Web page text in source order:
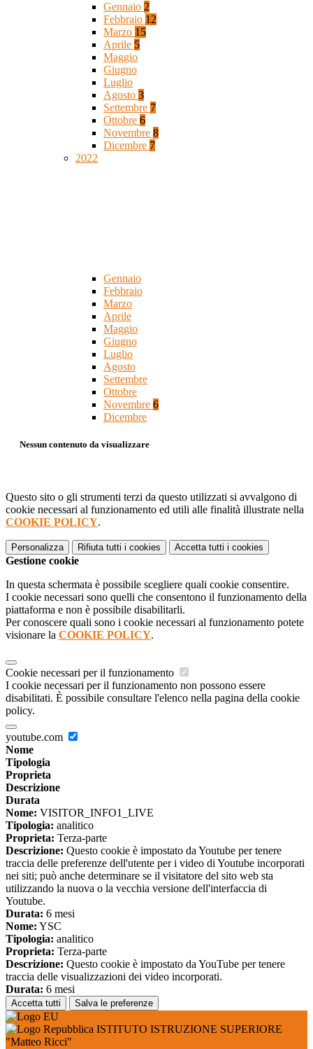
Gennaio 2
Febbraio 12
Marzo 15
Aprile 5
Maggio
Giugno
Luglio
Agosto 3
Settembre 7
Ottobre 6
Novembre 8
Dicembre 7
2022
Gennaio
Febbraio
Marzo
Aprile
Maggio
Giugno
Luglio
Agosto
Settembre
Ottobre
Novembre 6
Dicembre
Nessun contenuto da visualizzare
Questo sito o gli strumenti terzi da questo utilizzati si avvalgono di
cookie necessari al funzionamento ed utili alle finalità illustrate nella
COOKIE POLICY.
Personalizza Rifiuta tutti i cookies Accetta tutti i cookies
Gestione cookie
In questa schermata è possibile scegliere quali cookie consentire.
I cookie necessari sono quelli che consentono il funzionamento della
piattaforma e non è possibile disabilitarli.
Per conoscere quali sono i cookie necessari al funzionamento potete
visionare la COOKIE POLICY.
Cookie necessari per il funzionamento
I cookie necessari per il funzionamento non possono essere
disabilitati. È possibile consultare l'elenco nella pagina della cookie
policy.
youtube.com
Nome
Tipologia
Proprieta
Descrizione
Durata
Nome: VISITOR_INFO1_LIVE
Tipologia: analitico
Proprieta: Terza-parte
Descrizione: Questo cookie è impostato da Youtube per tenere
traccia delle preferenze dell'utente per i video di Youtube incorporati
nei siti; può anche determinare se il visitatore del sito web sta
utilizzando la nuova o la vecchia versione dell'interfaccia di
Youtube.
Durata: 6 mesi
Nome: YSC
Tipologia: analitico
Proprieta: Terza-parte
Descrizione: Questo cookie è impostato da YouTube per tenere
traccia delle visualizzazioni dei video incorporati.
Durata: 6 mesi
Accetta tutti Salva le preferenze
ISTITUTO ISTRUZIONE SUPERIORE
"Matteo Ricci"